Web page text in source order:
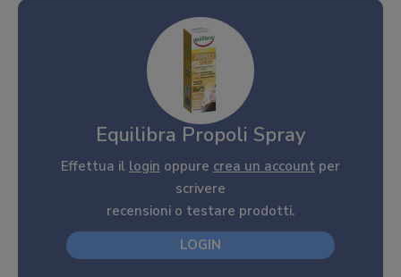
Equilibra Propoli Spray
Effettua il login oppure crea un account per
scrivere
recensioni o testare prodotti.
LOGIN